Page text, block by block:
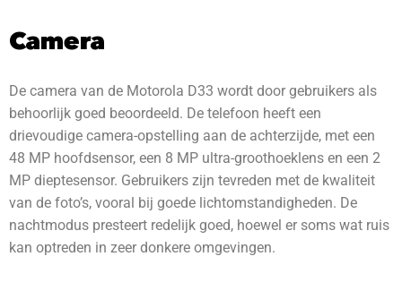
Camera
De camera van de Motorola D33 wordt door gebruikers als
behoorlijk goed beoordeeld. De telefoon heeft een
drievoudige camera-opstelling aan de achterzijde, met een
48 MP hoofdsensor, een 8 MP ultra-groothoeklens en een 2
MP dieptesensor. Gebruikers zijn tevreden met de kwaliteit
van de foto’s, vooral bij goede lichtomstandigheden. De
nachtmodus presteert redelijk goed, hoewel er soms wat ruis
kan optreden in zeer donkere omgevingen.